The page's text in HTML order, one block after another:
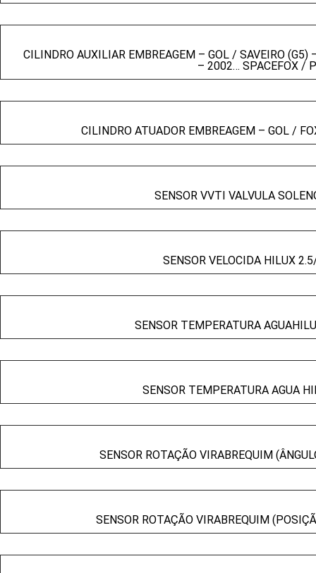
CILINDRO AUXILIAR EMBREAGEM – GOL / SAVEIRO
– 2002… SPACEFOX /
CILINDRO ATUADOR EMBREAGEM – GOL /
SENSOR VVTI VALVULA
SENSOR VELOCIDA HILUX
SENSOR TEMPERATURA
SENSOR TEMPERATURA AGUA
SENSOR ROTAÇÃO VIRABREQUIM
SENSOR ROTAÇÃO VIRABREQUIM